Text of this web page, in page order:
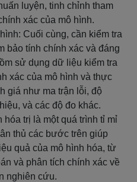
luyện, tinh chỉnh tham
xác của mô hình.
Cuối cùng, cần kiểm tra
bảo tính chính xác và đáng
sử dụng dữ liệu kiểm tra
xác của mô hình và thực
giá như ma trận lỗi, độ
và các độ đo khác.
trị là một quá trình tỉ mỉ
thủ các bước trên giúp
quả của mô hình hóa, từ
và phân tích chính xác về
nghiên cứu.